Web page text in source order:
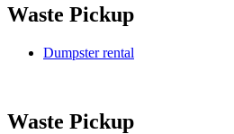
Waste Pickup
Dumpster rental
Waste Pickup